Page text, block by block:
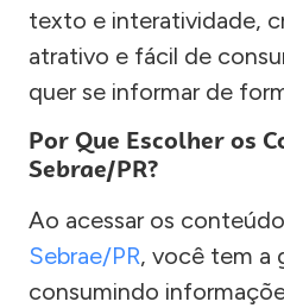
texto e interatividade,
atrativo e fácil de
quer se informar de
Por Que Escolher os
Sebrae/PR?
Ao acessar os
Sebrae/PR, você tem a
consumindo